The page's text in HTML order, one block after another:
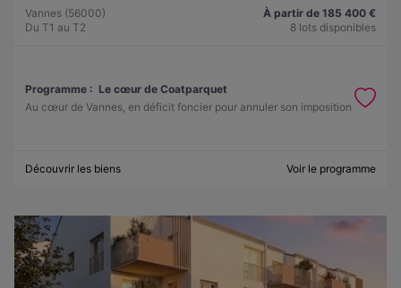
Vannes (56000)
Du T1 au T2
À partir de 185 400 €
8 lots disponibles
Programme : Le cœur de Coatparquet
Au cœur de Vannes, en déficit foncier pour annuler son imposition
Découvrir les biens Voir le programme